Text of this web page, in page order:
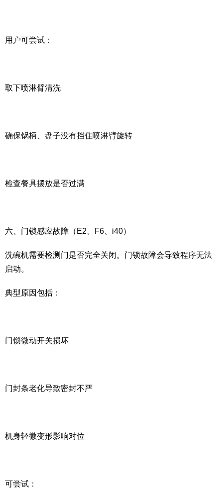
用户可尝试：
取下喷淋臂清洗
确保锅柄、盘子没有挡住喷淋臂旋转
检查餐具摆放是否过满
六、门锁感应故障（E2、F6、i40）
洗碗机需要检测门是否完全关闭。门锁故障会导致程序无法
启动。
典型原因包括：
门锁微动开关损坏
门封条老化导致密封不严
机身轻微变形影响对位
可尝试：